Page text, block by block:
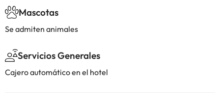
Mascotas
Se admiten animales
Servicios Generales
Cajero automático en el hotel